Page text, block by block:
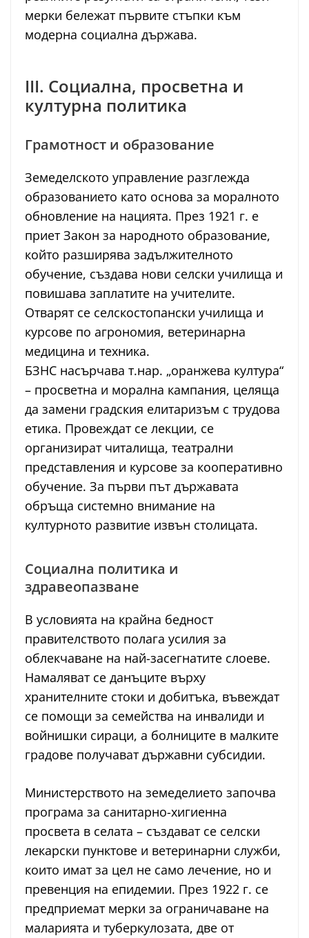
мерки бележат първите стъпки към
модерна социална държава.
III. Социална, просветна и
културна политика
Грамотност и образование
Земеделското управление разглежда
образованието като основа за моралното
обновление на нацията. През 1921 г. е
приет Закон за народното образование,
който разширява задължителното
обучение, създава нови селски училища и
повишава заплатите на учителите.
Отварят се селскостопански училища и
курсове по агрономия, ветеринарна
медицина и техника.
БЗНС насърчава т.нар. „оранжева култура“
– просветна и морална кампания, целяща
да замени градския елитаризъм с трудова
етика. Провеждат се лекции, се
организират читалища, театрални
представления и курсове за кооперативно
обучение. За първи път държавата
обръща системно внимание на
културното развитие извън столицата.
Социална политика и
здравеопазване
В условията на крайна бедност
правителството полага усилия за
облекчаване на най-засегнатите слоеве.
Намаляват се данъците върху
хранителните стоки и добитъка, въвеждат
се помощи за семейства на инвалиди и
войнишки сираци, а болниците в малките
градове получават държавни субсидии.
Министерството на земеделието започва
програма за санитарно-хигиенна
просвета в селата – създават се селски
лекарски пунктове и ветеринарни служби,
които имат за цел не само лечение, но и
превенция на епидемии. През 1922 г. се
предприемат мерки за ограничаване на
маларията и туберкулозата, две от